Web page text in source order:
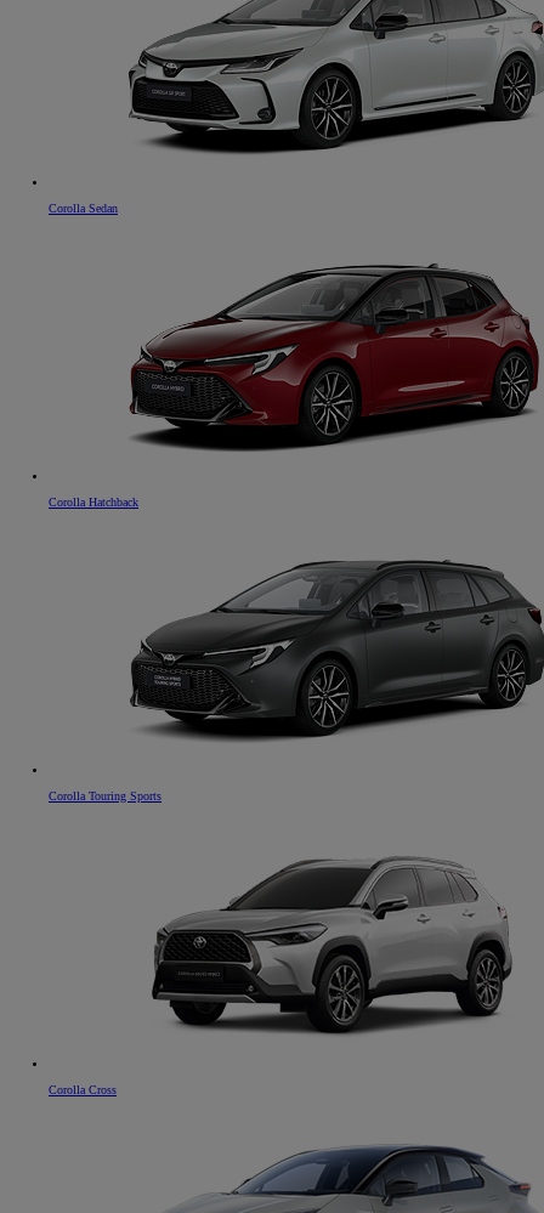
Corolla Sedan
Corolla Hatchback
Corolla Touring Sports
Corolla Cross